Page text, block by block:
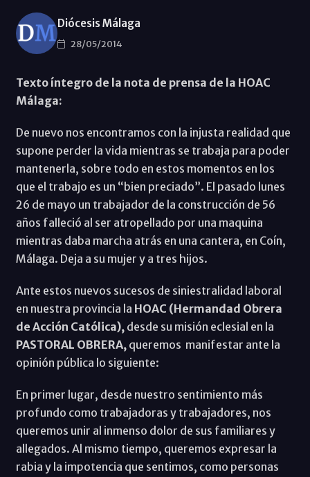
Diócesis Málaga
28/05/2014
Texto íntegro de la nota de prensa de la HOAC
Málaga:
De nuevo nos encontramos con la injusta realidad que
supone perder la vida mientras se trabaja para poder
mantenerla, sobre todo en estos momentos en los
que el trabajo es un “bien preciado”. El pasado lunes
26 de mayo un trabajador de la construcción de 56
años falleció al ser atropellado por una maquina
mientras daba marcha atrás en una cantera, en Coín,
Málaga. Deja a su mujer y a tres hijos.
Ante estos nuevos sucesos de siniestralidad laboral
en nuestra provincia la HOAC (Hermandad Obrera
de Acción Católica), desde su misión eclesial en la
PASTORAL OBRERA,queremos manifestar ante la
opinión pública lo siguiente:
En primer lugar, desde nuestro sentimiento más
profundo como trabajadoras y trabajadores, nos
queremos unir al inmenso dolor de sus familiares y
allegados. Al mismo tiempo, queremos expresar la
rabia y la impotencia que sentimos, como personas